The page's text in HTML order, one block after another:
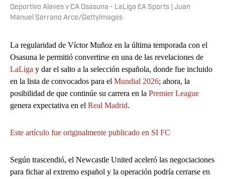
Deportivo Alaves v CA Osasuna - LaLiga EA Sports | Juan
Manuel Serrano Arce/GettyImages
La regularidad de Víctor Muñoz en la última temporada con el
Osasuna le permitió convertirse en una de las revelaciones de
LaLiga y dar el salto a la selección española, donde fue incluido
en la lista de convocados para el Mundial 2026; ahora, la
posibilidad de que continúe su carrera en la Premier League
genera expectativa en el Real Madrid.
Este artículo fue originalmente publicado en SI FC
Según trascendió, el Newcastle United aceleró las negociaciones
para fichar al extremo español y la operación podría cerrarse en